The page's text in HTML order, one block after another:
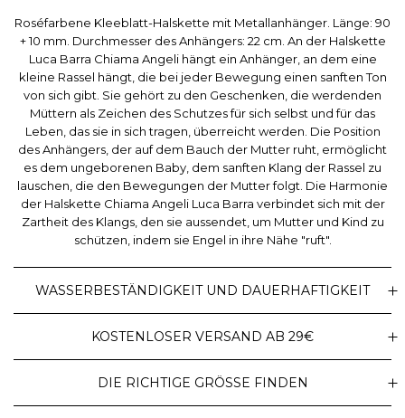
Roséfarbene Kleeblatt-Halskette mit Metallanhänger. Länge: 90
+ 10 mm. Durchmesser des Anhängers: 22 cm. An der Halskette
Luca Barra Chiama Angeli hängt ein Anhänger, an dem eine
kleine Rassel hängt, die bei jeder Bewegung einen sanften Ton
von sich gibt. Sie gehört zu den Geschenken, die werdenden
Müttern als Zeichen des Schutzes für sich selbst und für das
Leben, das sie in sich tragen, überreicht werden. Die Position
des Anhängers, der auf dem Bauch der Mutter ruht, ermöglicht
es dem ungeborenen Baby, dem sanften Klang der Rassel zu
lauschen, die den Bewegungen der Mutter folgt. Die Harmonie
der Halskette Chiama Angeli Luca Barra verbindet sich mit der
Zartheit des Klangs, den sie aussendet, um Mutter und Kind zu
schützen, indem sie Engel in ihre Nähe "ruft".
WASSERBESTÄNDIGKEIT UND DAUERHAFTIGKEIT
KOSTENLOSER VERSAND AB 29€
DIE RICHTIGE GRÖSSE FINDEN